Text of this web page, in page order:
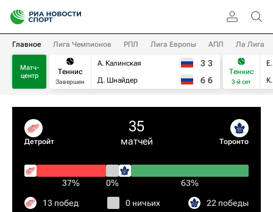
Главное Лига Чемпионов РПЛ Лига Европы АПЛ Ла Лига
Матч-
центр
Теннис
Завершен
А. Калинская
Д. Шнайдер
3 3
6 6
Теннис
3-й сет
Детройт
35
матчей Торонто
37% 0% 63%
13 побед 0 ничьих 22 победы